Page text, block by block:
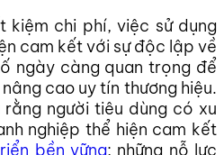
kiệm chi phí, việc sử dụng
cam kết với sự độc lập về
ngày càng quan trọng để
cao uy tín thương hiệu.
người tiêu dùng có xu
nghiệp thể hiện cam kết
bền vững; những nỗ lực